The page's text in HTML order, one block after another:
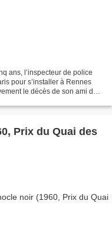
ans, l’inspecteur de police
pour s’installer à Rennes
le décès de son ami du
Prix du Quai des